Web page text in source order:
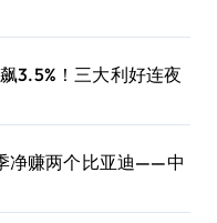
3.5%！三大利好连夜
净赚两个比亚迪——中